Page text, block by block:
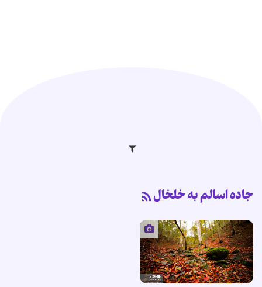
جاده اسالم به خلخال